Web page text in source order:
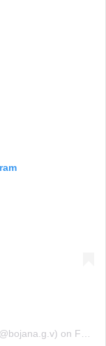
on Feb 3, 2019 at 1:38am PST